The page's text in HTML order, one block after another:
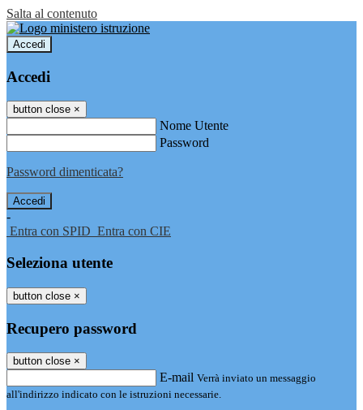
Salta al contenuto
Accedi
Accedi
button close ×
Nome Utente
Password
Password dimenticata?
-
Entra con SPID Entra con CIE
Seleziona utente
button close ×
Recupero password
button close ×
E-mail Verrà inviato un messaggio
all'indirizzo indicato con le istruzioni necessarie.